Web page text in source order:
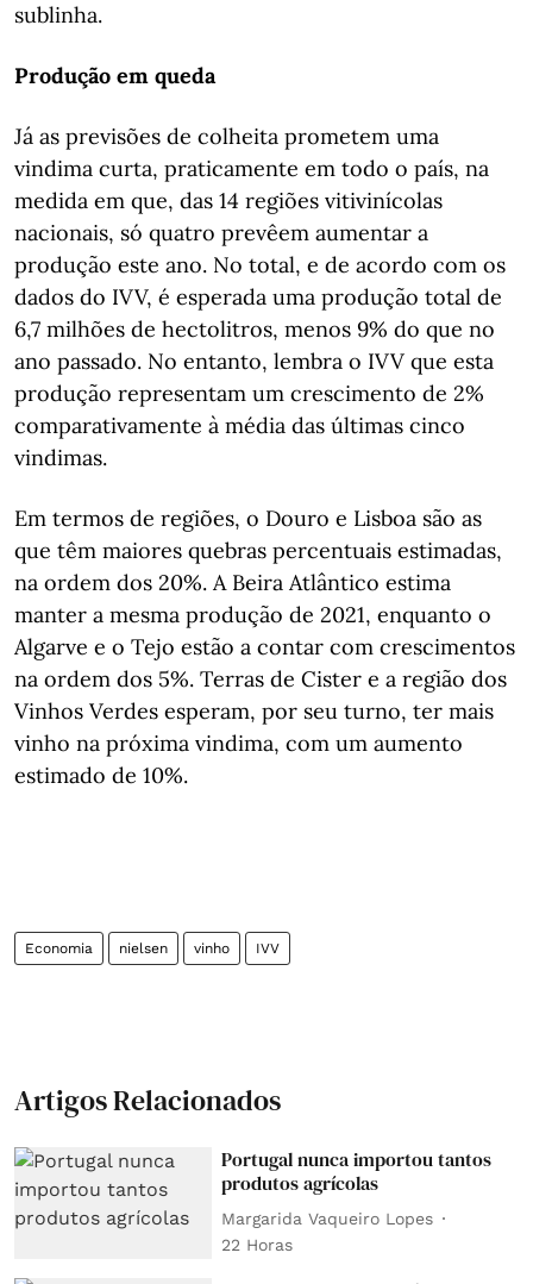
sublinha.
Produção em queda
Já as previsões de colheita prometem uma
vindima curta, praticamente em todo o país, na
medida em que, das 14 regiões vitivinícolas
nacionais, só quatro prevêem aumentar a
produção este ano. No total, e de acordo com os
dados do IVV, é esperada uma produção total de
6,7 milhões de hectolitros, menos 9% do que no
ano passado. No entanto, lembra o IVV que esta
produção representam um crescimento de 2%
comparativamente à média das últimas cinco
vindimas.
Em termos de regiões, o Douro e Lisboa são as
que têm maiores quebras percentuais estimadas,
na ordem dos 20%. A Beira Atlântico estima
manter a mesma produção de 2021, enquanto o
Algarve e o Tejo estão a contar com crescimentos
na ordem dos 5%. Terras de Cister e a região dos
Vinhos Verdes esperam, por seu turno, ter mais
vinho na próxima vindima, com um aumento
estimado de 10%.
Economia nielsen vinho IVV
Artigos Relacionados
Portugal nunca importou tantos
produtos agrícolas
Margarida Vaqueiro Lopes
22 Horas